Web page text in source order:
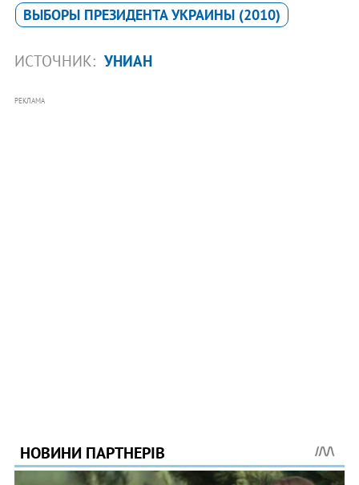
ВЫБОРЫ ПРЕЗИДЕНТА УКРАИНЫ (2010)
ИСТОЧНИК: УНИАН
РЕКЛАМА